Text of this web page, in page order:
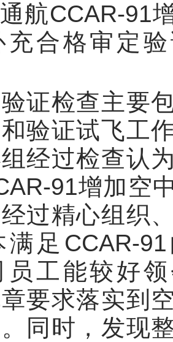
通航CCAR-91
充合格审定
检查主要包
验证试飞工
经过检查认
91增加空
过精心组织
足CCAR-
员工能较好
要求落实到
同时，发现